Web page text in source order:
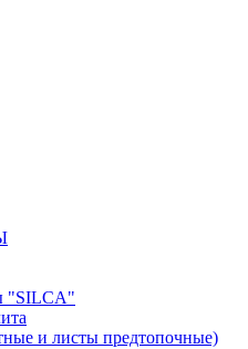
"SILCA"
и листы предтопочные)